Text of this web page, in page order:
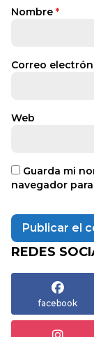
Nombre *
Correo
Web
Guarda mi
navegador
REDES
facebook